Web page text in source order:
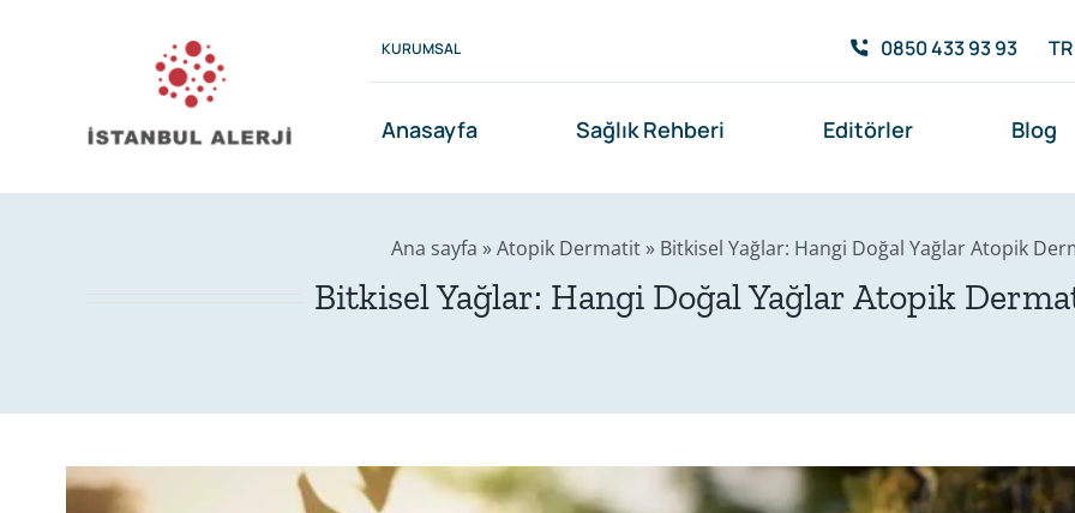
KURUMSAL 0850 433 93 93 TR
Anasayfa Sağlık Rehberi Editörler Blog
Ana sayfa »Atopik Dermatit» Bitkisel Yağlar: Hangi Doğal Yağlar Atopik
Bitkisel Yağlar: Hangi Doğal Yağlar Atopik